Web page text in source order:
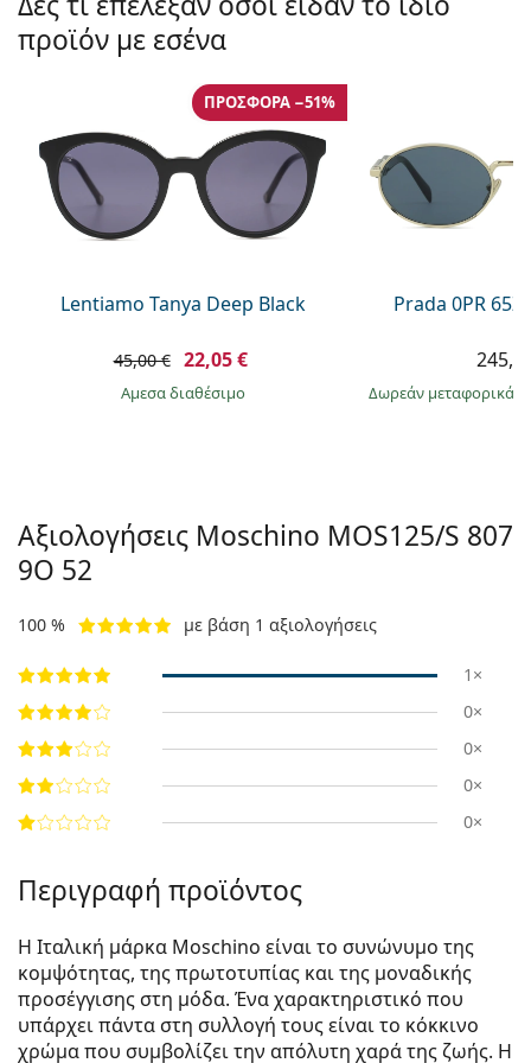
Όλες οι μάρκες
Persol
Όλες οι μάρκες
Όλα τα υγρά φακών
προϊόν με εσένα
Lentiamo Tanya Deep Black
ΠΡΟΣΦΟΡΆ −51%
45,00 € 22,05 €
άμεσα διαθέσιμο
Prada 0PR
Δωρεάν μεταφορικά
Αξιολογήσεις Moschino MOS125/S 807
9O 52
100 % με βάση 1 αξιολογήσεις
1×
0×
0×
0×
0×
Περιγραφή προϊόντος
Η Ιταλική μάρκα Moschino είναι το συνώνυμο της
κομψότητας, της πρωτοτυπίας και της μοναδικής
προσέγγισης στη μόδα. Ένα χαρακτηριστικό που
υπάρχει πάντα στη συλλογή τους είναι το κόκκινο
χρώμα που συμβολίζει την απόλυτη χαρά της ζωής. Η